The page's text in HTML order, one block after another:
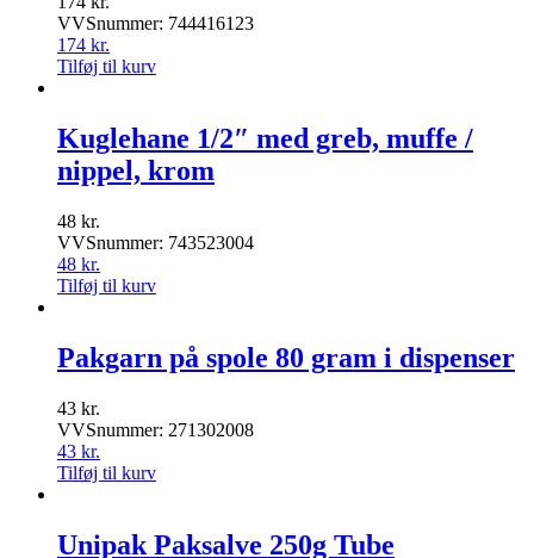
VVSnummer: 744416123
174 kr.
Tilføj til kurv
Kuglehane 1/2″ med greb, muffe /
nippel, krom
48 kr.
VVSnummer: 743523004
48 kr.
Tilføj til kurv
Pakgarn på spole 80 gram i dispenser
43 kr.
VVSnummer: 271302008
43 kr.
Tilføj til kurv
Unipak Paksalve 250g Tube